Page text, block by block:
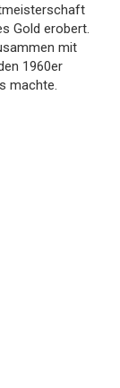
Gold erobert.
mit
1960er
machte.